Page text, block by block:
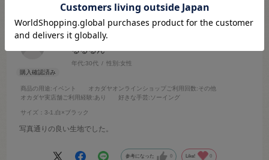
るるるん
年代:30代 性別:女性
商品の用途:イベント オカダヤオンラインショップご利用回数:その他
オカダヤ実店舗ご利用経験:あり 好きな手芸:ソーイング
サイズ：3-1.白×ブラック
写真通りの良い生地でした。
参考になった 0 Like! 0